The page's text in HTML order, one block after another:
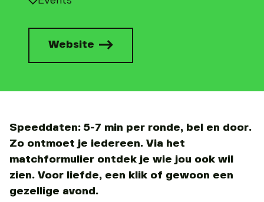
Website
Speeddaten: 5-7 min per ronde, bel en door.
Zo ontmoet je iedereen. Via het
matchformulier ontdek je wie jou ook wil
zien. Voor liefde, een klik of gewoon een
gezellige avond.